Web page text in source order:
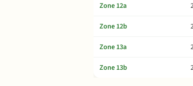
Zone 12a
Zone 12b
Zone 13a
Zone 13b